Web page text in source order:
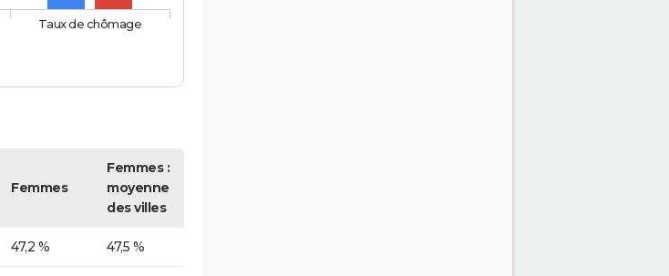
Taux de chômage
Femmes
Femmes :
moyenne
des villes
47,2 % 47,5 %